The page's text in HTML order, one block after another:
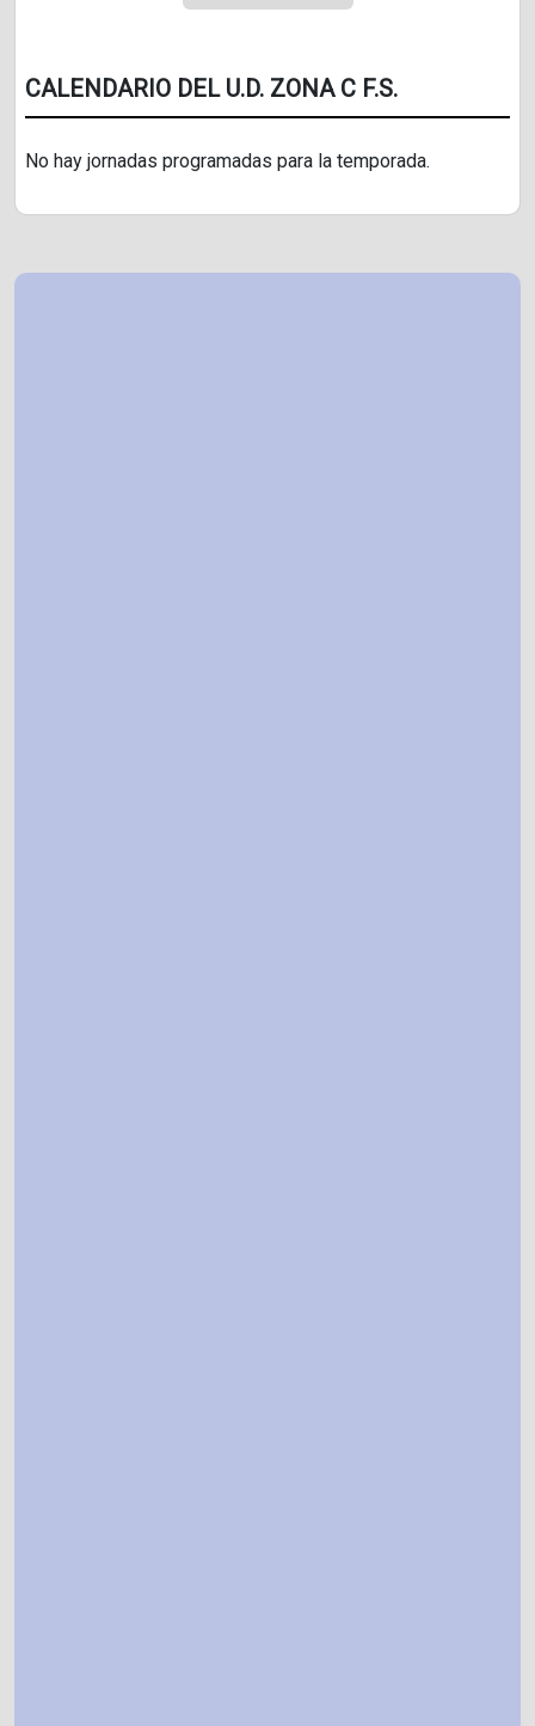
CALENDARIO DEL U.D. ZONA C F.S.
No hay jornadas programadas para la temporada.